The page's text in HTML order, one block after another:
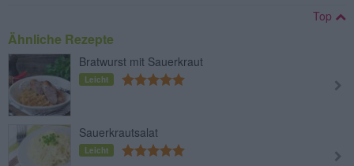
Top
Ähnliche Rezepte
Bratwurst mit Sauerkraut
Leicht
Sauerkrautsalat
Leicht